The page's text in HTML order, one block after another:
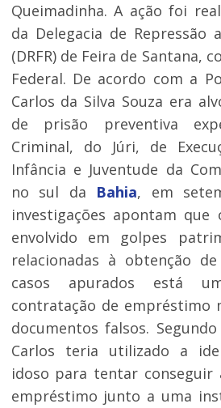
Queimadinha. A ação foi
da Delegacia de Repressão
(DRFR) de Feira de Santana,
Federal. De acordo com a
Carlos da Silva Souza era
de prisão preventiva
Criminal, do Júri, de
Infância e Juventude da
no sul da Bahia, em
investigações apontam
envolvido em golpes
relacionadas à obtenção
casos apurados está
contratação de empréstimo
documentos falsos.
Carlos teria utilizado a
idoso para tentar conseguir
empréstimo junto a uma